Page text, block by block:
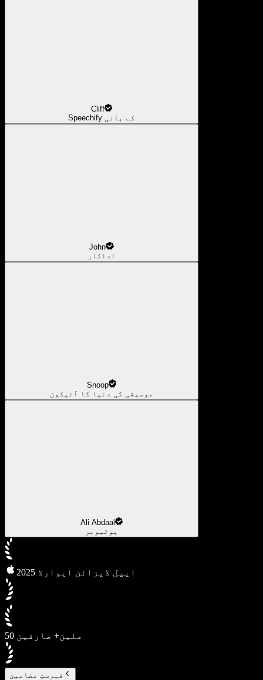
Cliff
Speechify کے بانی
John
اداکار
Snoop
موسیقی کی دنیا کا آئیکون
Ali Abdaal
یوٹیوبر
2025 ایپل ڈیزائن ایوارڈ
50 ملین+ صارفین
فہرستِ مضامین